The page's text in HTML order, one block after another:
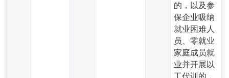
的，以及参
保企业吸纳
就业困难人
员、零就业
家庭成员就
业并开展以
工代训的，